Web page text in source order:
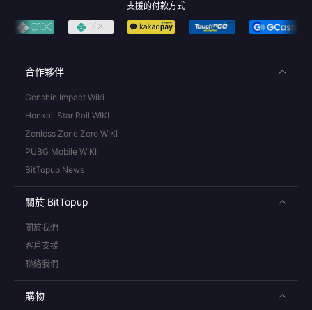
支援的付款方式
合作夥伴
Genshin Impact Wiki
Honkai: Star Rail WIKI
Zenless Zone Zero WIKI
PUBG Mobile WIKI
BitTopup News
關於 BitTopup
關於我們
客戶支援
聯絡我們
購物